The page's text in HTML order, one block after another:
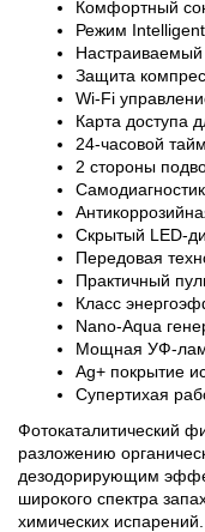
Комфортный
Режим
Защита
Wi-Fi
Карта доступа
24-часовой
2 стороны
Скрытый LED-
Передовая
Практичный
Класс
Nano-Aqua
Мощная УФ-
Ag+ покрытие
Супертихая
Фотокаталитический
разложению
дезодорирующим
широкого спектра
химических